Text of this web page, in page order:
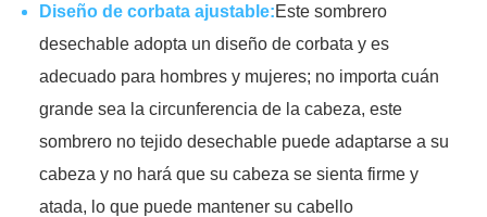
Diseño de corbata ajustable:Este sombrero
desechable adopta un diseño de corbata y es
adecuado para hombres y mujeres; no importa cuán
grande sea la circunferencia de la cabeza, este
sombrero no tejido desechable puede adaptarse a su
cabeza y no hará que su cabeza se sienta firme y
atada, lo que puede mantener su cabello